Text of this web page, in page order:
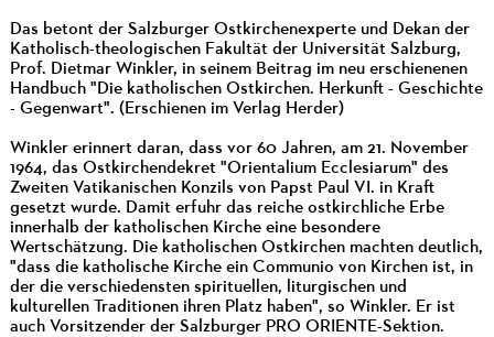
Das betont der Salzburger Ostkirchenexperte und Dekan der
Katholisch-theologischen Fakultät der Universität Salzburg,
Prof. Dietmar Winkler, in seinem Beitrag im neu erschienenen
Handbuch "Die katholischen Ostkirchen. Herkunft - Geschichte
- Gegenwart". (Erschienen im Verlag Herder)
Winkler erinnert daran, dass vor 60 Jahren, am 21. November
1964, das Ostkirchendekret "Orientalium Ecclesiarum" des
Zweiten Vatikanischen Konzils von Papst Paul VI. in Kraft
gesetzt wurde. Damit erfuhr das reiche ostkirchliche Erbe
innerhalb der katholischen Kirche eine besondere
Wertschätzung. Die katholischen Ostkirchen machten deutlich,
"dass die katholische Kirche ein Communio von Kirchen ist, in
der die verschiedensten spirituellen, liturgischen und
kulturellen Traditionen ihren Platz haben", so Winkler. Er ist
auch Vorsitzender der Salzburger PRO ORIENTE-Sektion.